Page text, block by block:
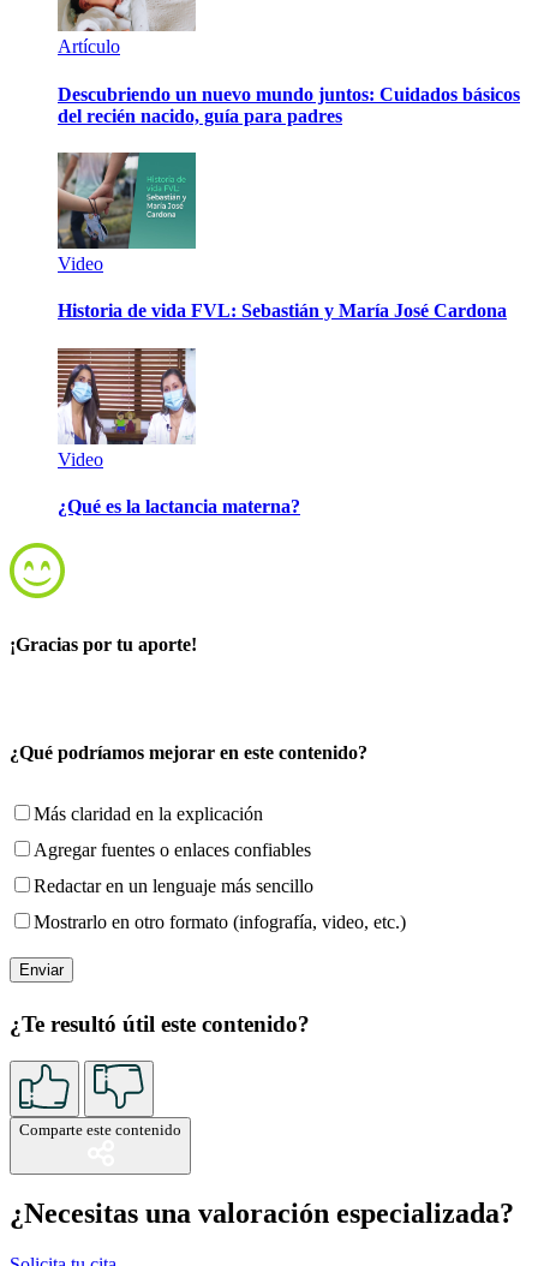
Artículo
Descubriendo un nuevo mundo juntos: Cuidados básicos
del recién nacido, guía para padres
Video
Historia de vida FVL: Sebastián y María José Cardona
Video
¿Qué es la lactancia materna?
¡Gracias por tu aporte!
¿Qué podríamos mejorar en este contenido?
Más claridad en la explicación
Agregar fuentes o enlaces confiables
Redactar en un lenguaje más sencillo
Mostrarlo en otro formato (infografía, video, etc.)
¿Te resultó útil este contenido?
Comparte este contenido
¿Necesitas una valoración especializada?